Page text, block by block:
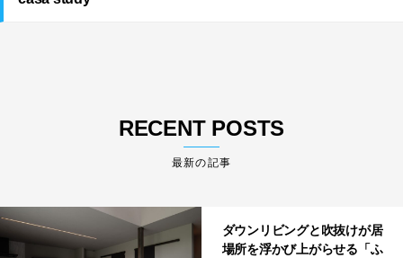
RECENT POSTS
最新の記事
ダウンリビングと吹抜けが居
場所を浮かび上がらせる「ふ